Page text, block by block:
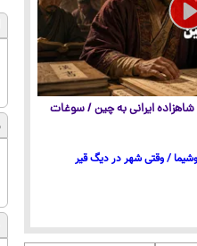
شاهزاده ایرانی به چین / سوغات
هیروشیما / وقتی شهر در دیگ قیر